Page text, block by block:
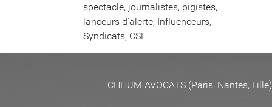
spectacle, journalistes, pigistes,
lanceurs d'alerte, Influenceurs,
Syndicats, CSE
CHHUM AVOCATS (Paris, Nantes, Lille)